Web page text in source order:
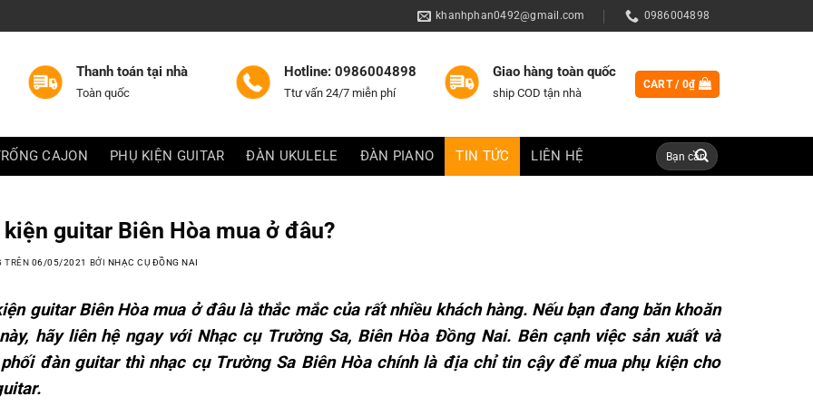
khanhphan0492@gmail.com 0986004898
Thanh toán tại nhà
Toàn quốc
Hotline: 0986004898
Ttư vấn 24/7 miễn phí
Giao hàng toàn quốc
ship COD tận nhà
CART / 0₫
CAJON PHỤ KIỆN GUITAR ĐÀN UKULELE ĐÀN PIANO TIN TỨC LIÊN HỆ
Search
for:
kiện guitar Biên Hòa mua ở đâu?
TRÊN 06/05/2021 BỞI NHẠC CỤ ĐỒNG NAI
guitar Biên Hòamua ở đâu là thắc mắc của rất nhiều khách hàng. Nếu bạn đang băn khoăn
hãy liên hệ ngay với Nhạc cụ Trường Sa, Biên Hòa Đồng Nai. Bên cạnh việc sản xuất và
đàn guitar thì nhạc cụ Trường Sa Biên Hòa chính là địa chỉ tin cậy để mua phụ kiện cho